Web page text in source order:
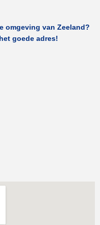
omgeving van Zeeland?
goede adres!